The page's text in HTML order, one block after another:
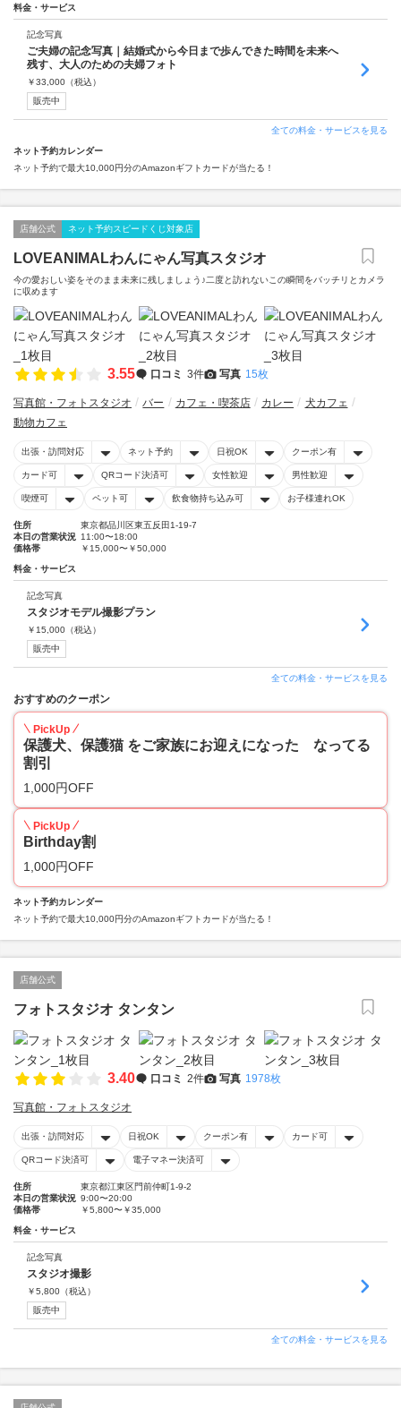
料金・サービス
記念写真
ご夫婦の記念写真｜結婚式から今日まで歩んできた時間を未来へ
残す、大人のための夫婦フォト
￥33,000 （税込）
販売中
全ての料金・サービスを見る
ネット予約カレンダー
ネット予約で最大10,000円分のAmazonギフトカードが当たる！
店舗公式 ネット予約スピードくじ対象店
LOVEANIMALわんにゃん写真スタジオ
今の愛おしい姿をそのまま未来に残しましょう♪二度と訪れないこの瞬間をバッチリとカメラ
に収めます
3.55 口コミ 3件 写真 15枚
写真館・フォトスタジオ バー カフェ・喫茶店 カレー
犬カフェ
動物カフェ
出張・訪問対応 ネット予約 日祝OK クーポン有
カード可 QRコード決済可 女性歓迎 男性歓迎
喫煙可 ペット可 飲食物持ち込み可 お子様連れOK
住所
東京都品川区東五反田1-19-7
本日の営業状況 11:00〜18:00
価格帯
￥15,000〜￥50,000
料金・サービス
記念写真
スタジオモデル撮影プラン
￥ 15,000 （税込）
販売中
全ての料金・サービスを見る
おすすめのクーポン
PickUp
保護犬、保護猫 をご家族にお迎えになった なってる
割引
1,000円OFF
PickUp
Birthday割
1,000円OFF
ネット予約カレンダー
ネット予約で最大10,000円分のAmazonギフトカードが当たる！
店舗公式
フォトスタジオ タンタン
3.40 口コミ 2件 写真 1978枚
写真館・フォトスタジオ
出張・訪問対応 日祝OK クーポン有 カード可
QRコード決済可 電子マネー決済可
住所
東京都江東区門前仲町1-9-2
本日の営業状況 9:00〜20:00
価格帯
￥5,800〜￥35,000
料金・サービス
記念写真
スタジオ撮影
￥5,800 （税込）
販売中
全ての料金・サービスを見る